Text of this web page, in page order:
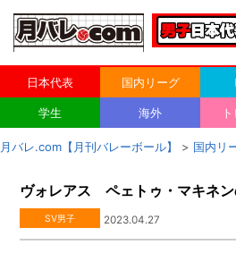
日本代表 国内リーグ
学生 海外
月バレ.com【月刊バレーボール】 > 国内リ
ヴォレアス ペェトゥ・マキネ
SV男子 2023.04.27